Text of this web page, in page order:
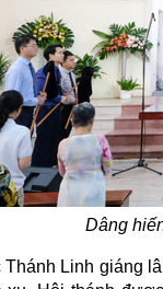
Dâng
Linh giáng